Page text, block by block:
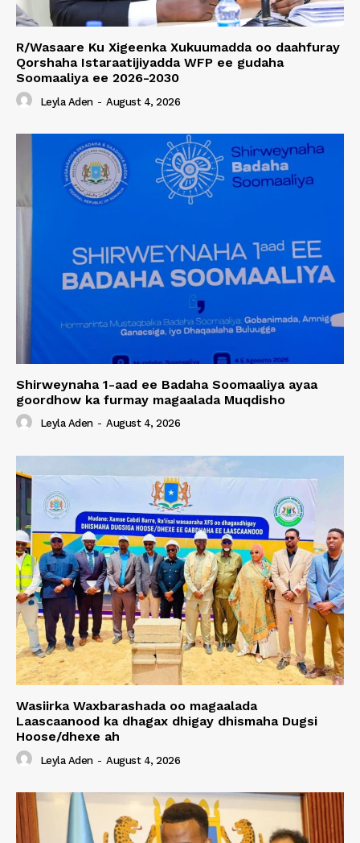
R/Wasaare Ku Xigeenka Xukuumadda oo daahfuray
Qorshaha Istaraatijiyadda WFP ee gudaha
Soomaaliya ee 2026-2030
Leyla Aden - August 4, 2026
Shirweynaha 1-aad ee Badaha Soomaaliya ayaa
goordhow ka furmay magaalada Muqdisho
Leyla Aden - August 4, 2026
Wasiirka Waxbarashada oo magaalada
Laascaanood ka dhagax dhigay dhismaha Dugsi
Hoose/dhexe ah
Leyla Aden - August 4, 2026